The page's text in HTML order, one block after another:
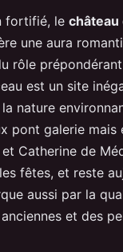
fortifié, le château
une aura
rôle
est un site
nature
pont galerie mais
et Catherine de
fêtes, et reste
aussi par la
et des